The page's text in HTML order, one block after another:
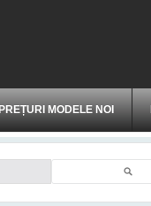
PREȚURI MODELE NOI